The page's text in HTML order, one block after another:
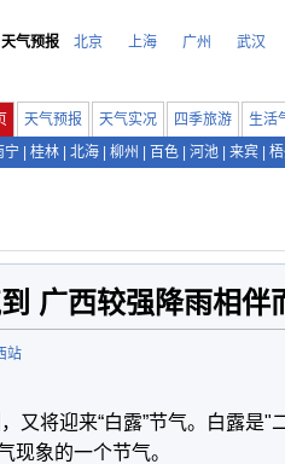
天气预报
北京 上海 广州 武汉
天气预报 天气实况 四季旅游 生活
宁
桂林 北海 柳州 百色 河池 来宾
广西较强降雨相伴
站
又将迎来“白露”节气。白露是"
现象的一个节气。